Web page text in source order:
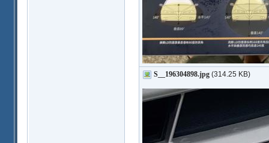
S__196304898.jpg (314.25 KB)